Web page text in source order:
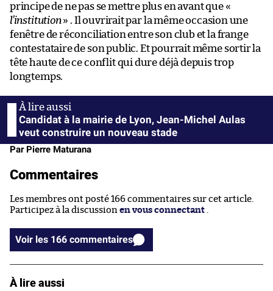
principe de ne pas se mettre plus en avant que «
l’institution» . Il ouvrirait par la même occasion une
fenêtre de réconciliation entre son club et la frange
contestataire de son public. Et pourrait même sortir la
tête haute de ce conflit qui dure déjà depuis trop
longtemps.
Candidat à la mairie de Lyon, Jean-Michel Aulas
veut construire un nouveau stade
Par Pierre Maturana
Commentaires
Les membres ont posté 166 commentaires sur cet article.
Participez à la discussion en vous connectant
Voir les 166 commentaires
À lire aussi